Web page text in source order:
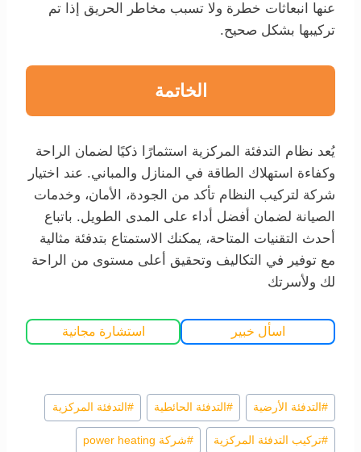
عنها انبعاثات خطرة ولا تسبب مخاطر الحريق إذا تم
تركيبها بشكل صحيح.
الخاتمة
يُعد نظام التدفئة المركزية استثمارًا ذكيًا لضمان الراحة
وكفاءة استهلاك الطاقة في المنازل والمباني. عند اختيار
شركة لتركيب النظام تأكد من الجودة، الأمان، وخدمات
الصيانة لضمان أفضل أداء على المدى الطويل. باتباع
أحدث التقنيات المتاحة، يمكنك الاستمتاع بتدفئة مثالية
مع توفير في التكاليف وتحقيق أعلى مستوى من الراحة
لك ولأسرتك
اسأل خبير استشارة مجانية
وسوم
المقال:
# التدفئة الأرضية # التدفئة الحائطية # التدفئة المركزية
#تركيب التدفئة المركزية #شركة power heating